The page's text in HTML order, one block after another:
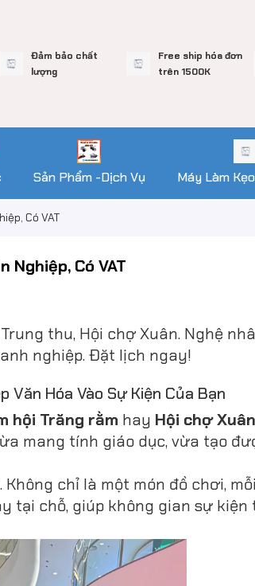
Đảm bảo chất
lượng
Free ship hóa đơn
trên 1500K
Sản Phẩm -Dịch Vụ Máy Làm
Có VAT
Nghiệp, Có VAT
thu, Hội chợ Xuân. Nghệ
nghiệp. Đặt lịch ngay!
Văn Hóa Vào Sự Kiện Của Bạn
hội Trăng rằm hay Hội chợ Xuân
mang tính giáo dục, vừa tạo
chỉ là một món đồ chơi,
tại chỗ, giúp không gian sự kiện